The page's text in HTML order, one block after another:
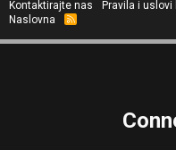
Kontaktirajte nas
Pravila i uslovi
Naslovna
R
S